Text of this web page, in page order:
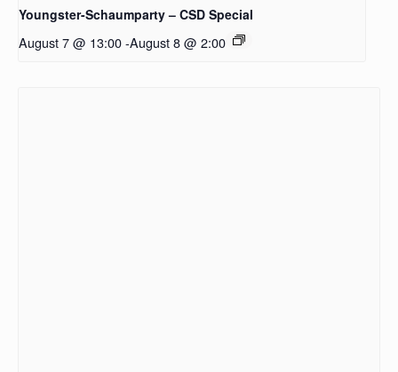
Youngster-Schaumparty – CSD Special
August 7 @ 13:00-August 8 @ 2:00